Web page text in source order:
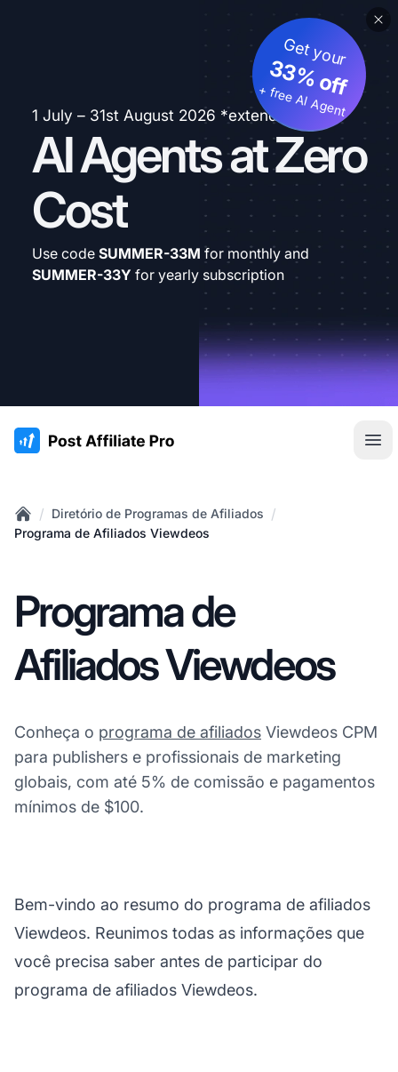
1 July – 31st August 2026 *extended
AI Agents at Zero
Cost
Get your
33% off
+ free AI Agent
Use code SUMMER-33M for monthly and
SUMMER-33Y for yearly subscription
:site.title
Home
/ Diretório de Programas de Afiliados /
Programa de Afiliados Viewdeos
Programa de
Afiliados Viewdeos
Conheça o programa de afiliados Viewdeos CPM
para publishers e profissionais de marketing
globais, com até 5% de comissão e pagamentos
mínimos de $100.
Bem-vindo ao resumo do programa de afiliados
Viewdeos. Reunimos todas as informações que
você precisa saber antes de participar do
programa de afiliados Viewdeos.